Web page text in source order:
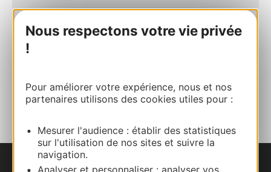
Nous respectons votre vie privée
!
Pour améliorer votre expérience, nous et nos
partenaires utilisons des cookies utiles pour :
Mesurer l'audience : établir des statistiques
sur l'utilisation de nos sites et suivre la
navigation.
AJOUTER
AU CARNET